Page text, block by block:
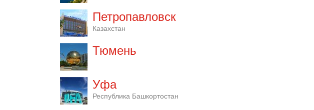
Петропавловск
Казахстан
Тюмень
Уфа
Республика Башкортостан